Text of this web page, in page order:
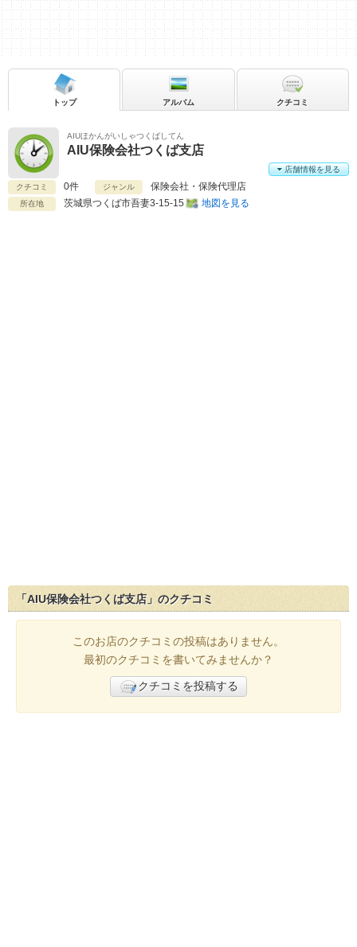
AIUほかんがいしゃつくばしてん
AIU保険会社つくば支店
クチコミ 0件 ジャンル 保険会社・保険代理店
所在地 茨城県つくば市吾妻3-15-15 地図を見る
店舗情報を見る
トップ アルバム クチコミ
「AIU保険会社つくば支店」のクチコミ
このお店のクチコミの投稿はありません。
最初のクチコミを書いてみませんか？
クチコミを投稿する